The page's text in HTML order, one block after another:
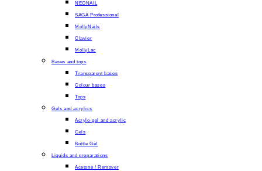
NEONAIL
SAGA Professional
MollyNails
Clavier
MollyLac
Bases and tops
Transparent bases
Colour bases
Tops
Gels and acrylics
Acrylo-gel and acrylic
Gels
Bottle Gel
Liquids and preparations
Acetone / Remover